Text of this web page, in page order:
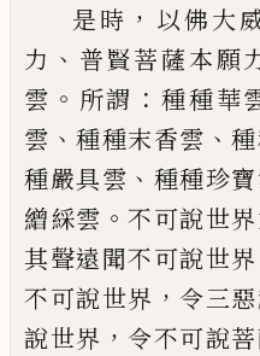
是時 ， 以佛大
力 、 普賢菩薩本願
雲 。 所謂 ： 種種華
雲 、種種末香雲 、
種嚴具雲 、 種種珍
繒綵雲 。不可說世
其聲遠聞不可說世界
不可說世界 ，令三
說世界 ，令不可說